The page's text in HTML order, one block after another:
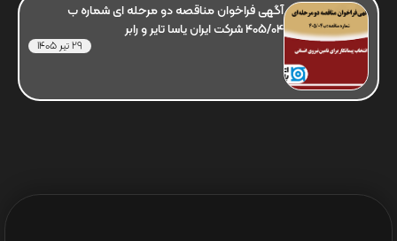
آگهی فراخوان مناقصه دو مرحله ای شماره ب
405/04 شرکت ایران یاسا تایر و رابر
29 تیر 1405